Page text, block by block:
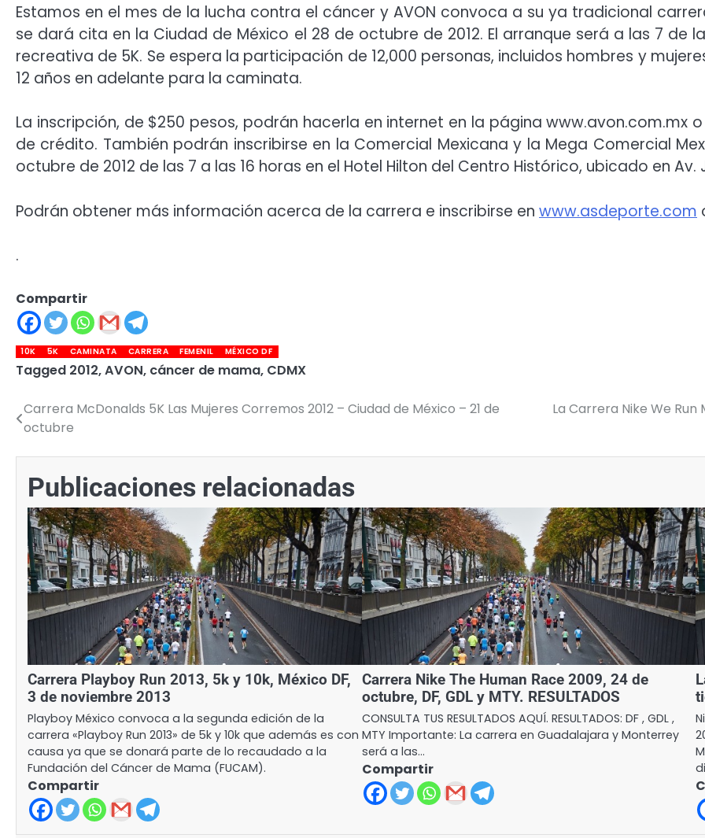
Estamos en el mes de la lucha contra el cáncer y AVON convoca a su ya tradicional
se dará cita en la Ciudad de México el 28 de octubre de 2012. El arranque será a las 7 de
recreativa de 5K. Se espera la participación de 12,000 personas, incluidos hombres y
12 años en adelante para la caminata.
La inscripción, de $250 pesos, podrán hacerla en internet en la página
de crédito. También podrán inscribirse en la Comercial Mexicana y la Mega Comercial
octubre de 2012 de las 7 a las 16 horas en el Hotel Hilton del Centro Histórico, ubicado en Av.
Podrán obtener más información acerca de la carrera e inscribirse en www.asdeporte.com
.
Compartir
10K 5K CAMINATA CARRERA FEMENIL MÉXICO DF
Tagged 2012,AVON, cáncer de mama, CDMX
Navegación
Carrera McDonalds 5K Las Mujeres Corremos 2012 – Ciudad de México – 21 de
octubre
La Carrera Nike We Run
Publicaciones relacionadas
Carrera Playboy Run 2013, 5k y 10k, México DF,
3 de noviembre 2013
Playboy México convoca a la segunda edición de la
carrera «Playboy Run 2013» de 5k y 10k que además es con
causa ya que se donará parte de lo recaudado a la
Fundación del Cáncer de Mama (FUCAM).
Compartir
Carrera Nike The Human Race 2009, 24 de
octubre, DF, GDL y MTY. RESULTADOS
CONSULTA TUS RESULTADOS AQUÍ. RESULTADOS: DF , GDL ,
MTY Importante: La carrera en Guadalajara y Monterrey
será a las…
Compartir